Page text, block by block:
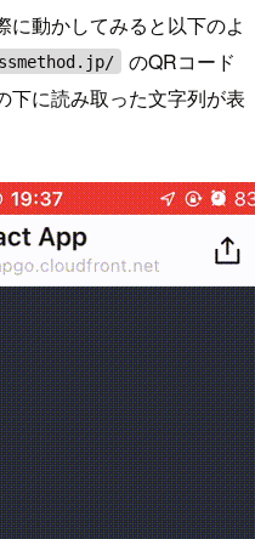
に動かしてみると以下のよ
のQRコード
下に読み取った文字列が表